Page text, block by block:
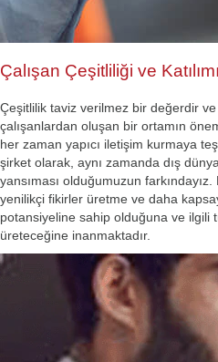
Çalışan Çeşitliliği ve Katılımı
Çeşitlilik taviz verilmez bir değerdir
çalışanlardan oluşan bir ortamın
her zaman yapıcı iletişim kurmaya
şirket olarak, aynı zamanda dış
yansıması olduğumuzun
yenilikçi fikirler üretme ve daha
potansiyeline sahip olduğuna ve ilgili
üreteceğine inanmaktadır.